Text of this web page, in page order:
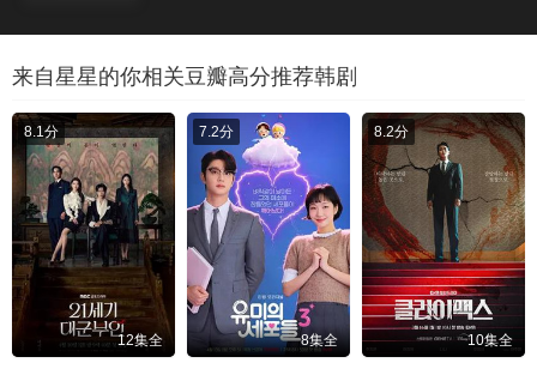
来自星星的你相关豆瓣高分推荐韩剧
8.1分
12集全
7.2分
8集全
8.2分
10集全